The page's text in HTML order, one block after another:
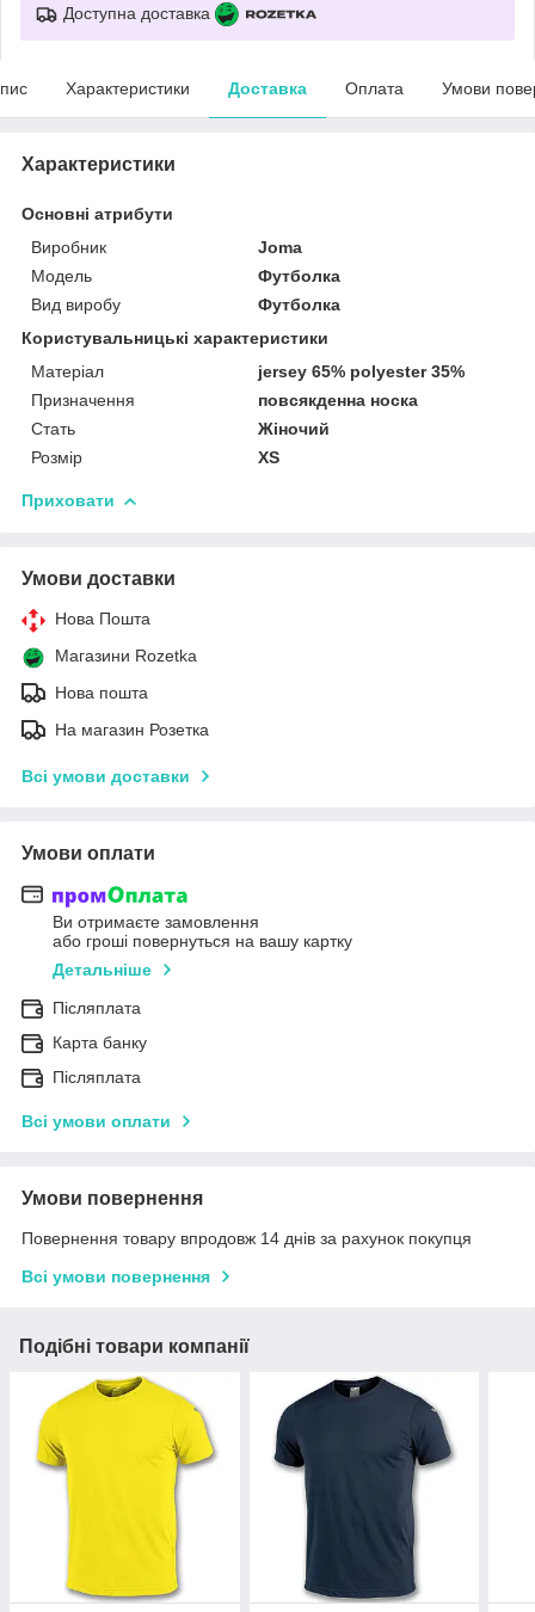
Доступна доставка
Характеристики Доставка Оплата Умови
Характеристики
Основні атрибути
Виробник
Joma
Модель
Футболка
Вид виробу
Футболка
Користувальницькі характеристики
Матеріал
jersey 65% polyester 35%
Призначення
повсякденна носка
Стать
Жіночий
Розмір
XS
Приховати
Умови доставки
Нова Пошта
Магазини Rozetka
Нова пошта
На магазин Розетка
Всі умови доставки
Умови оплати
Ви отримаєте замовлення
або гроші повернуться на вашу картку
Детальніше
Післяплата
Карта банку
Післяплата
Всі умови оплати
Умови повернення
Повернення товару впродовж 14 днів за рахунок покупця
Всі умови повернення
Подібні товари компанії